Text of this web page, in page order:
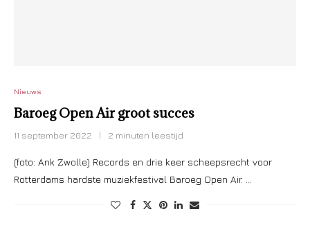
Nieuws
Baroeg Open Air groot succes
11 september 2022 2 minuten leestijd
(foto: Ank Zwolle) Records en drie keer scheepsrecht voor
Rotterdams hardste muziekfestival Baroeg Open Air. …